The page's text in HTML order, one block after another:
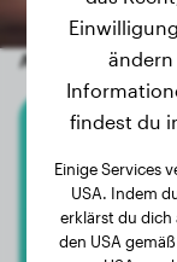
Andere zufällige
findest du
Einige Services
USA. Indem
erklärst du dich
den USA